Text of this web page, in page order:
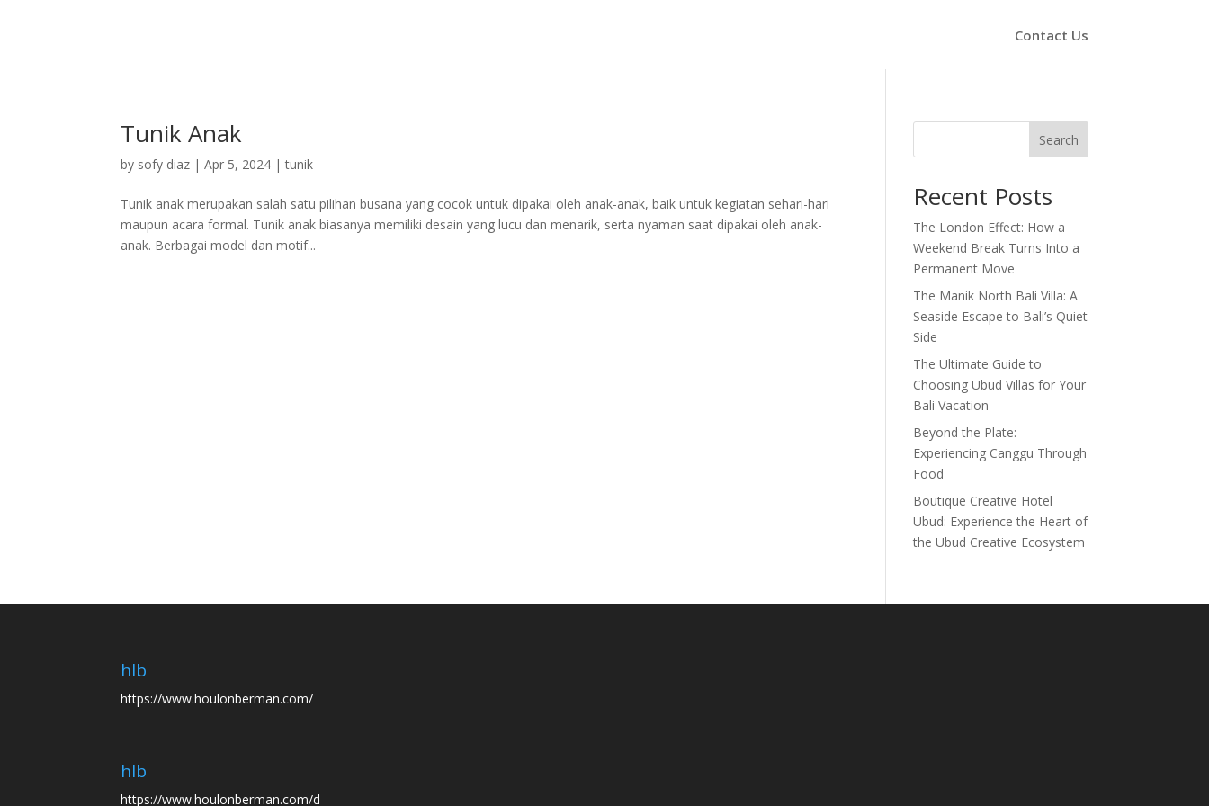
Contact Us
Tunik Anak
by sofy diaz |Apr 5, 2024 |tunik
Tunik anak merupakan salah satu pilihan busana yang cocok untuk dipakai oleh anak-anak, baik untuk kegiatan sehari-hari
maupun acara formal. Tunik anak biasanya memiliki desain yang lucu dan menarik, serta nyaman saat dipakai oleh anak-
anak. Berbagai model dan motif...
Search
Recent Posts
The London Effect: How a
Weekend Break Turns Into a
Permanent Move
The Manik North Bali Villa: A
Seaside Escape to Bali’s Quiet
Side
The Ultimate Guide to
Choosing Ubud Villas for Your
Bali Vacation
Beyond the Plate:
Experiencing Canggu Through
Food
Boutique Creative Hotel
Ubud: Experience the Heart of
the Ubud Creative Ecosystem
hlb
https://www.houlonberman.com/
hlb
https://www.houlonberman.com/d